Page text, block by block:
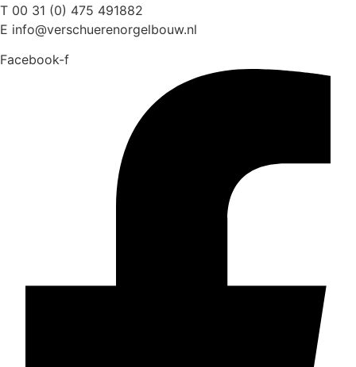
T 00 31 (0) 475 491882
E info@verschuerenorgelbouw.nl
Facebook-f